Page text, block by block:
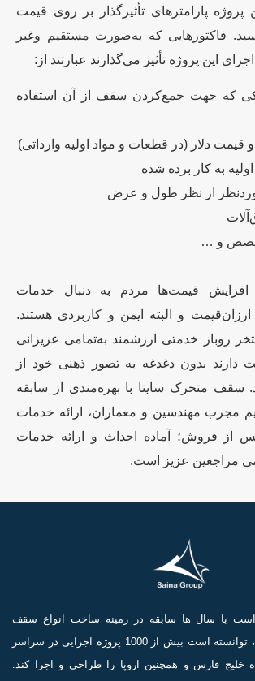
پروژه پارامترهای تأثیرگذار بر روی قیمت
فاکتورهایی که به‌صورت مستقیم وغیر
این پروژه تأثیر می‌گذارند عبارتند از:
که جهت جمع‌کردن سقف از آن استفاده
و قیمت دلار (در قطعات و مواد اولیه وارداتی)
به کار برده شده
از نظر طول و عرض
و …
افزایش قیمت‌ها مردم به دنبال خدمات
و البته ایمن و کاربردی هستند.
روباز خدمتی ارزشمند به‌تمامی عزیزانی
بدون دغدغه به تصور ذهنی خود از
سقف متحرک ساینا با بهره‌مندی از سابقه
مجرب مهندسین و معماران، ارائه خدمات
از فروش؛ آماده احداث و ارائه خدمات
مراجعین عزیز است.
با سال ها سابقه در زمینه ساخت انواع سقف
متحرک و ملزومات آن، توانسته است بیش از 1000 پروژه اجرایی در سراسر
خلیج فارس و همچنین اروپا را طراحی و اجرا کند.